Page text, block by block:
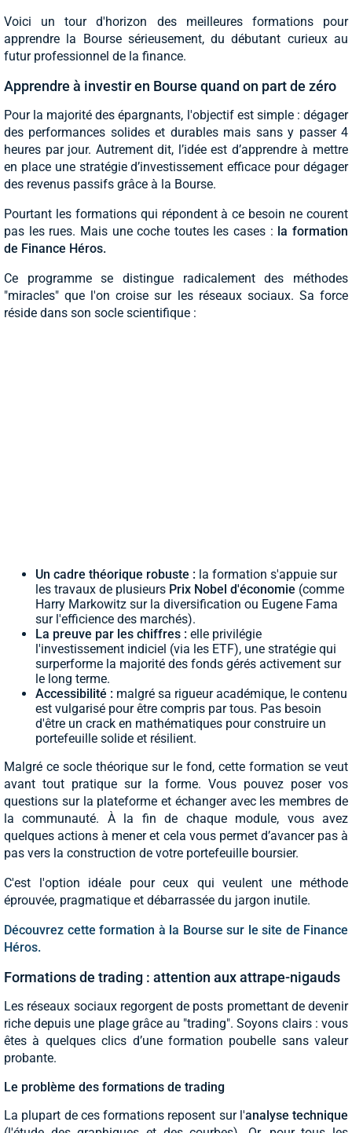
Voici un tour d'horizon des meilleures formations pour
apprendre la Bourse sérieusement, du débutant curieux au
futur professionnel de la finance.
Apprendre à investir en Bourse quand on part de zéro
Pour la majorité des épargnants, l'objectif est simple : dégager
des performances solides et durables mais sans y passer 4
heures par jour. Autrement dit, l’idée est d’apprendre à mettre
en place une stratégie d’investissement efficace pour dégager
des revenus passifs grâce à la Bourse.
Pourtant les formations qui répondent à ce besoin ne courent
pas les rues. Mais une coche toutes les cases : la formation
de Finance Héros.
Ce programme se distingue radicalement des méthodes
"miracles" que l'on croise sur les réseaux sociaux. Sa force
réside dans son socle scientifique :
Un cadre théorique robuste : la formation s'appuie sur
les travaux de plusieurs Prix Nobel d'économie (comme
Harry Markowitz sur la diversification ou Eugene Fama
sur l'efficience des marchés).
La preuve par les chiffres : elle privilégie
l'investissement indiciel (via les ETF), une stratégie qui
surperforme la majorité des fonds gérés activement sur
le long terme.
Accessibilité : malgré sa rigueur académique, le contenu
est vulgarisé pour être compris par tous. Pas besoin
d'être un crack en mathématiques pour construire un
portefeuille solide et résilient.
Malgré ce socle théorique sur le fond, cette formation se veut
avant tout pratique sur la forme. Vous pouvez poser vos
questions sur la plateforme et échanger avec les membres de
la communauté. À la fin de chaque module, vous avez
quelques actions à mener et cela vous permet d’avancer pas à
pas vers la construction de votre portefeuille boursier.
C'est l'option idéale pour ceux qui veulent une méthode
éprouvée, pragmatique et débarrassée du jargon inutile.
Découvrez cette formation à la Bourse sur le site de Finance
Héros.
Formations de trading : attention aux attrape-nigauds
Les réseaux sociaux regorgent de posts promettant de devenir
riche depuis une plage grâce au "trading". Soyons clairs : vous
êtes à quelques clics d’une formation poubelle sans valeur
probante.
Le problème des formations de trading
La plupart de ces formations reposent sur l'analyse technique